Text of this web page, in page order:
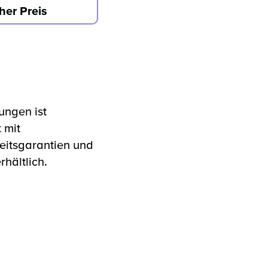
Preis
ist
mit
und